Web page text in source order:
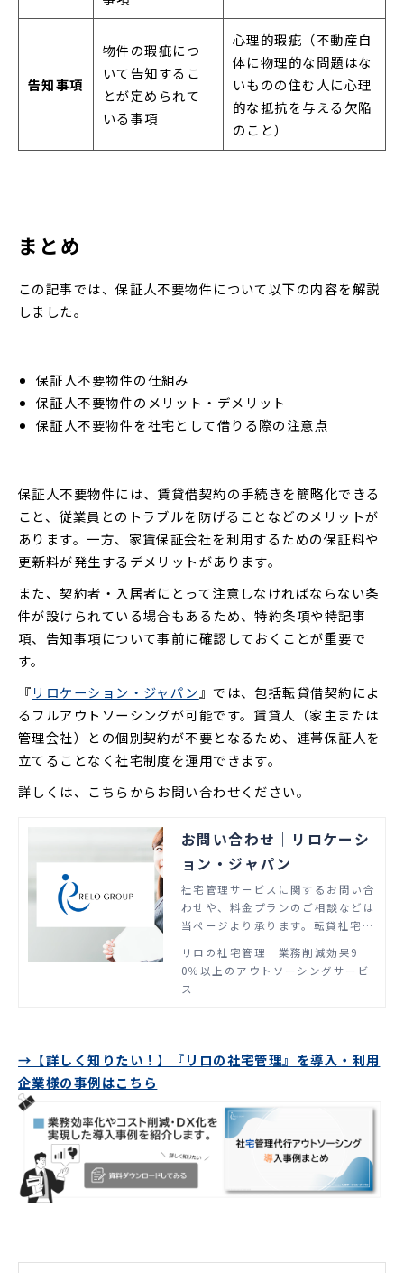
告知事項
物件の瑕疵につ
いて告知するこ
とが定められて
いる事項
心理的瑕疵（不動産自
体に物理的な問題はな
いものの住む人に心理
的な抵抗を与える欠陥
のこと）
まとめ
この記事では、保証人不要物件について以下の内容を解説
しました。
保証人不要物件の仕組み
保証人不要物件のメリット・デメリット
保証人不要物件を社宅として借りる際の注意点
保証人不要物件には、賃貸借契約の手続きを簡略化できる
こと、従業員とのトラブルを防げることなどのメリットが
あります。一方、家賃保証会社を利用するための保証料や
更新料が発生するデメリットがあります。
また、契約者・入居者にとって注意しなければならない条
件が設けられている場合もあるため、特約条項や特記事
項、告知事項について事前に確認しておくことが重要で
す。
『リロケーション・ジャパン 』では、包括転貸借契約によ
るフルアウトソーシングが可能です。賃貸人（家主または
管理会社）との個別契約が不要となるため、連帯保証人を
立てることなく社宅制度を運用できます。
詳しくは、こちらからお問い合わせください。
お問い合わせ｜リロケーシ
ョン・ジャパン
社宅管理サービスに関するお問い合
わせや、料金プランのご相談などは
当ページより承ります。転貸社宅管
No.1。貴社のニーズを的確に捉え
たコンサルティングと、あらゆるシ
ーンを想定した付帯サービスをご用
て90%以上の工数削減に貢献しま
す。
リロの社宅管理│業務削減効果9
0％以上のアウトソーシングサービ
ス
→【詳しく知りたい！】『リロの社宅管理』を導入・利用
企業様の事例はこちら